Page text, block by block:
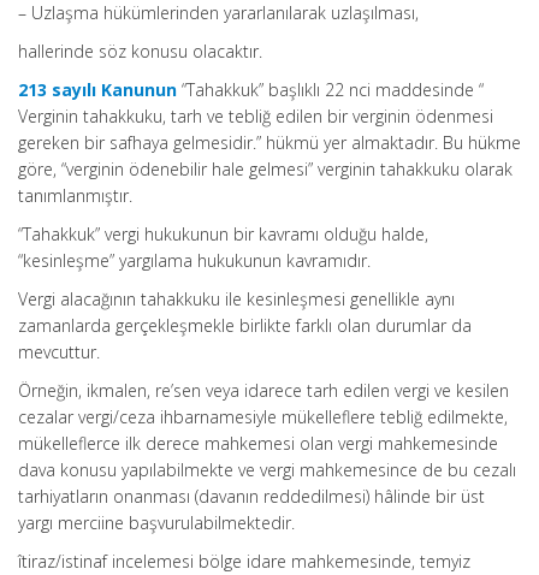
– Uzlaşma hükümlerinden yararlanılarak uzlaşılması,
hallerinde söz konusu olacaktır.
213 sayılı Kanunun “Tahakkuk” başlıklı 22 nci maddesinde “
Verginin tahakkuku, tarh ve tebliğ edilen bir verginin ödenmesi
gereken bir safhaya gelmesidir.” hükmü yer almaktadır. Bu hükme
göre, “verginin ödenebilir hale gelmesi” verginin tahakkuku olarak
tanımlanmıştır.
“Tahakkuk” vergi hukukunun bir kavramı olduğu halde,
“kesinleşme” yargılama hukukunun kavramıdır.
Vergi alacağının tahakkuku ile kesinleşmesi genellikle aynı
zamanlarda gerçekleşmekle birlikte farklı olan durumlar da
mevcuttur.
Örneğin, ikmalen, re’sen veya idarece tarh edilen vergi ve kesilen
cezalar vergi/ceza ihbarnamesiyle mükelleflere tebliğ edilmekte,
mükelleflerce ilk derece mahkemesi olan vergi mahkemesinde
dava konusu yapılabilmekte ve vergi mahkemesince de bu cezalı
tarhiyatların onanması (davanın reddedilmesi) hâlinde bir üst
yargı merciine başvurulabilmektedir.
îtiraz/istinaf incelemesi bölge idare mahkemesinde, temyiz